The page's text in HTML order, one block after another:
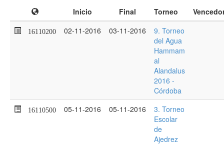
Inicio Final Torneo
16110200 02-11-2016 03-11-2016
9. Torneo
del Agua
Hammam
al
Alandalus
2016 -
Córdoba
16110500 05-11-2016 05-11-2016
3. Torneo
Escolar
de
Ajedrez